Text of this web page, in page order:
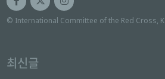
© International Committee of the Red Cross,
최신글